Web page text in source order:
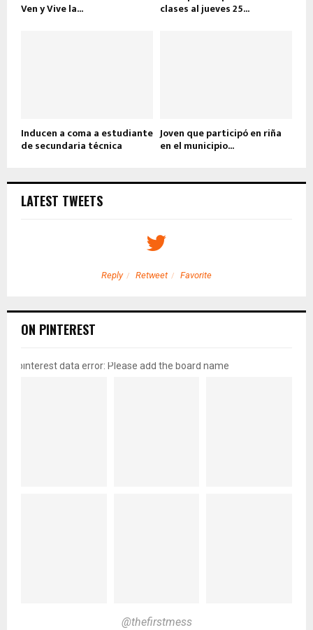
Ven y Vive la... clases al jueves 25...
Inducen a coma a estudiante
de secundaria técnica
Joven que participó en riña
en el municipio...
LATEST TWEETS
Reply Retweet Favorite
ON PINTEREST
pinterest data error: Please add the board name
@thefirstmess